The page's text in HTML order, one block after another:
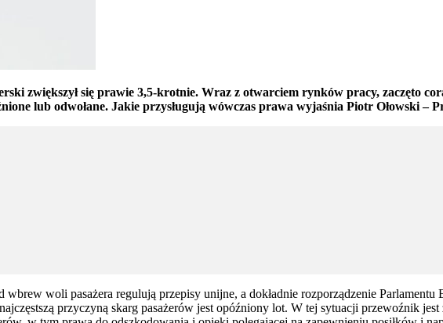
zwiększył się prawie 3,5-krotnie. Wraz z otwarciem rynków pracy, zaczęto
lub odwołane. Jakie przysługują wówczas prawa wyjaśnia Piotr Ołowski –
woli pasażera regulują przepisy unijne, a dokładnie rozporządzenie
przyczyną skarg pasażerów jest opóźniony lot. W tej sytuacji przewoźnik